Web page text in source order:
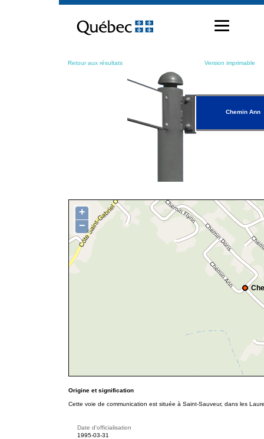
contenu
Retour aux résultats Version imprimable
Chemin Ann
+
−
Origine et signification
Cette voie de communication est située à Saint-Sauveur, dans les
Date d'officialisation
1995-03-31